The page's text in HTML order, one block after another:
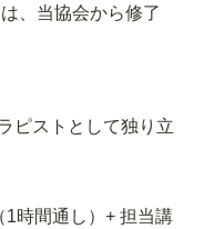
、当協会から修了
ピストとして独り立
時間通し）+ 担当講